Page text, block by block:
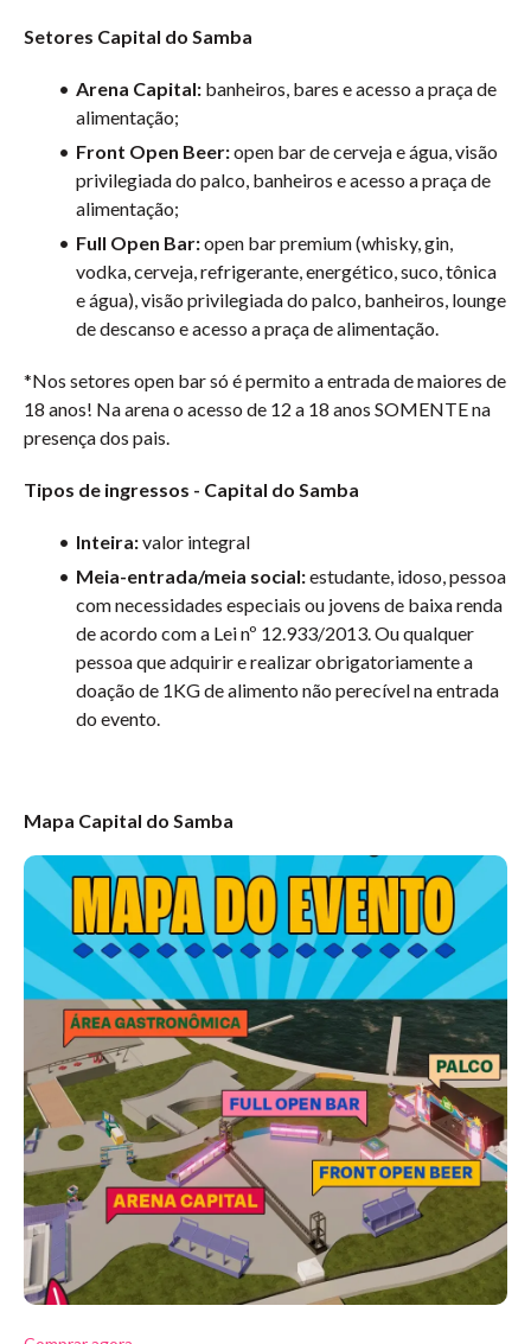
Setores Capital do Samba
Arena Capital:banheiros, bares e acesso a praça de
alimentação;
Front Open Beer:open bar de cerveja e água, visão
privilegiada do palco, banheiros e acesso a praça de
alimentação;
Full Open Bar:open bar premium (whisky, gin,
vodka, cerveja, refrigerante, energético, suco, tônica
e água), visão privilegiada do palco, banheiros, lounge
de descanso e acesso a praça de alimentação.
*Nos setores open bar só é permito a entrada de maiores de
18 anos! Na arena o acesso de 12 a 18 anos SOMENTE na
presença dos pais.
Tipos de ingressos - Capital do Samba
Inteira:valor integral
Meia-entrada/meia social:estudante, idoso, pessoa
com necessidades especiais ou jovens de baixa renda
de acordo com a Lei nº 12.933/2013. Ou qualquer
pessoa que adquirir e realizar obrigatoriamente a
doação de 1KG de alimento não perecível na entrada
do evento.
Mapa Capital do Samba